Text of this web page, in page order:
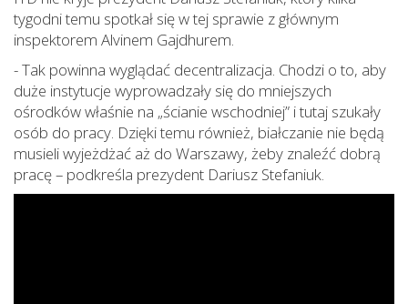
tygodni temu spotkał się w tej sprawie z głównym
inspektorem Alvinem Gajdhurem.
- Tak powinna wyglądać decentralizacja. Chodzi o to, aby
duże instytucje wyprowadzały się do mniejszych
ośrodków właśnie na „ścianie wschodniej” i tutaj szukały
osób do pracy. Dzięki temu również, białczanie nie będą
musieli wyjeżdżać aż do Warszawy, żeby znaleźć dobrą
pracę – podkreśla prezydent Dariusz Stefaniuk.